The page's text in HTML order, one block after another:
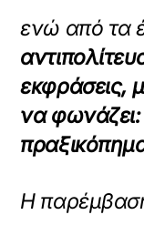
ενώ από τα
εκφράσεις,
να φωνάζει:
Η